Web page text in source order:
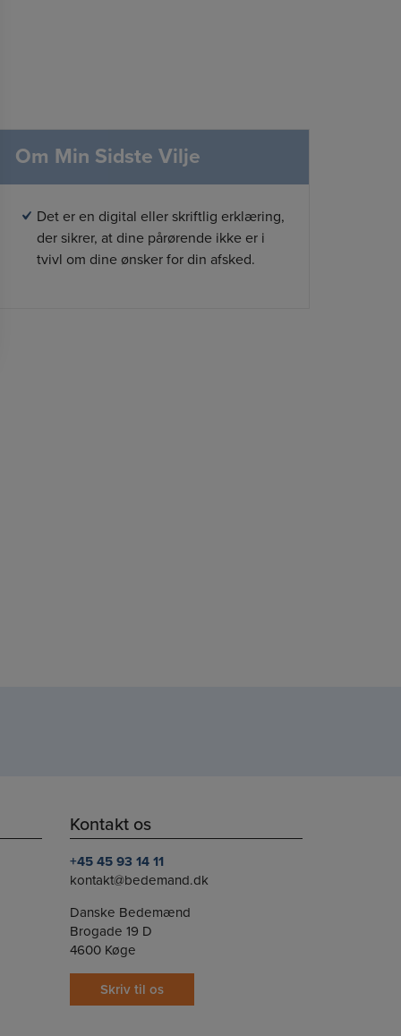
Om Min Sidste Vilje
Det er en digital eller skriftlig erklæring,
der sikrer, at dine pårørende ikke er i
tvivl om dine ønsker for din afsked.
Kontakt os
+45 45 93 14 11
kontakt@bedemand.dk
Danske Bedemænd
Brogade 19 D
4600 Køge
Skriv til os